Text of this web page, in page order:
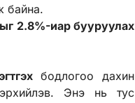
байна.
2.8%-иар бууруулах
бодлогоо дахин
Энэ нь тус